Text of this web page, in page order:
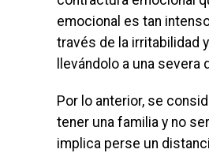
emocional es tan
través de la irritabilidad
llevándolo a una severa
Por lo anterior, se
tener una familia y no
implica perse un